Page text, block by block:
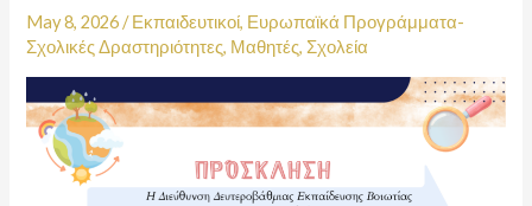
May 8, 2026/Εκπαιδευτικοί, Ευρωπαϊκά Προγράμματα-
Σχολικές Δραστηριότητες, Μαθητές, Σχολεία